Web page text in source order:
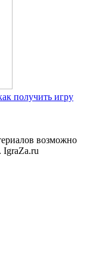
получить игру
возможно
IgraZa.ru